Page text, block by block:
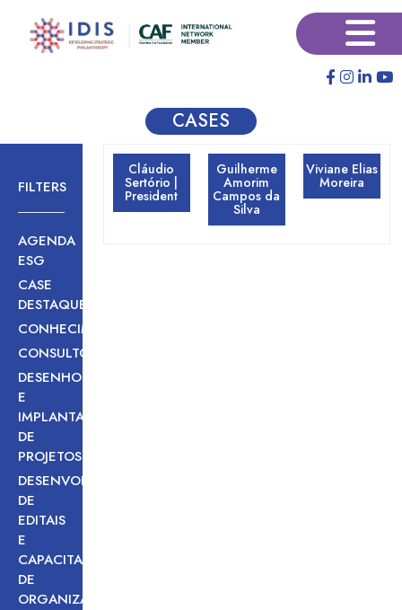
×
CASES
FILTERS
AGENDA
ESG
CASE
DESTAQUE
CONHECIMENTO
CONSULTORIA
DESENHO
E
IMPLANTAÇÃO
DE
PROJETOS
DESENVOLVIMENTO
DE
EDITAIS
E
CAPACITAÇÃO
DE
ORGANIZAÇÕES
Cláudio
Sertório |
President
Guilherme
Amorim
Campos da
Silva
Viviane Elias
Moreira